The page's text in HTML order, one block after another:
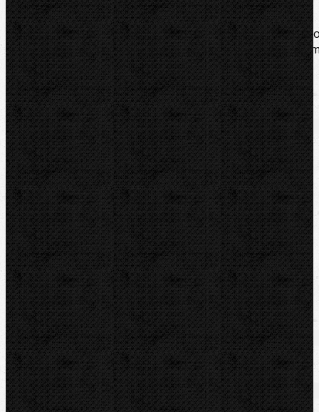
Vysoce pevný litinový ohýbací segment typu C,
ohýbačky serie UNI 30-42-60-70/C-76-89 s
prstýnkem.
Video
Zařazení
Elektrické
Elektrické / Ohýbací segmenty CBC
Komentáře